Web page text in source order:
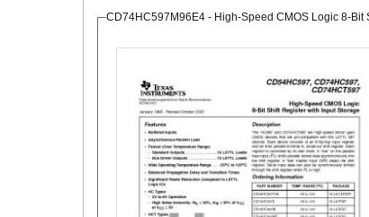
CD74HC597M96E4 - High-Speed CMOS Logic 8-Bit